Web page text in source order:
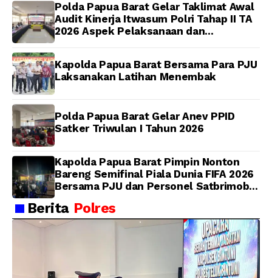
Polda Papua Barat Gelar Taklimat Awal
Audit Kinerja Itwasum Polri Tahap II TA
2026 Aspek Pelaksanaan dan
Kapolda Papua Barat Bersama Para PJU
Laksanakan Latihan Menembak
Polda Papua Barat Gelar Anev PPID
Satker Triwulan I Tahun 2026
Kapolda Papua Barat Pimpin Nonton
Bareng Semifinal Piala Dunia FIFA 2026
Bersama PJU dan Personel Satbrimob
Berita Polres